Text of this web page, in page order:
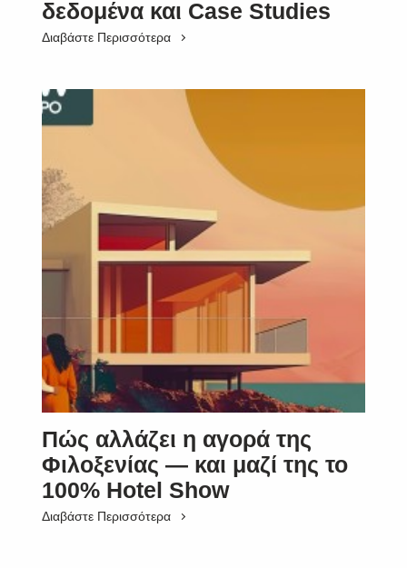
δεδομένα και Case Studies
Διαβάστε Περισσότερα
Πώς αλλάζει η αγορά της
Φιλοξενίας — και μαζί της το
100% Hotel Show
Διαβάστε Περισσότερα